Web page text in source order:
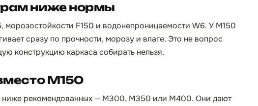
ниже нормы
морозостойкости F150 и водонепроницаемости W6. У М150
сразу по прочности, морозу и влаге. Это не вопрос
конструкцию каркаса собирать нельзя.
М150
ниже рекомендованных — М300, М350 или М400. Они дают